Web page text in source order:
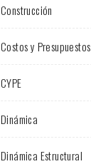
Construcción
Costos y Presupuestos
CYPE
Dinámica
Dinámica Estructural